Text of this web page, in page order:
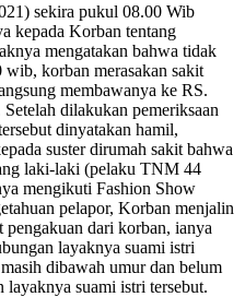
sekira pukul 08.00 Wib
kepada Korban tentang
mengatakan bahwa tidak
wib, korban merasakan sakit
membawanya ke RS.
dilakukan pemeriksaan
dinyatakan hamil,
suster dirumah sakit bahwa
laki-laki (pelaku TNM 44
mengikuti Fashion Show
pelapor, Korban menjalin
dari korban, ianya
layaknya suami istri
dibawah umur dan belum
layaknya suami istri tersebut.